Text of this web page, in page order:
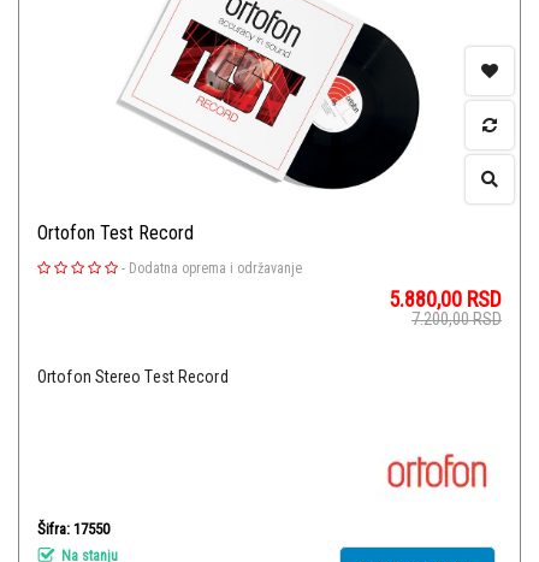
Ortofon Test Record
- Dodatna oprema i održavanje
5.880,00 RSD
7.200,00RSD
Ortofon Stereo Test Record
Šifra: 17550
Na stanju